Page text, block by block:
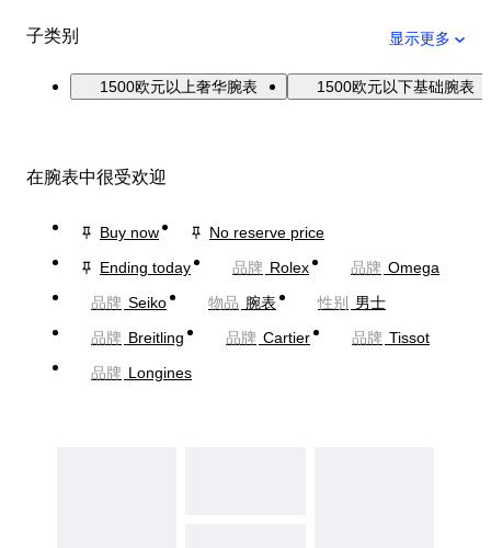
子类别 显示更多
1500欧元以上奢华腕表 1500欧元以下基础腕表
在腕表中很受欢迎
Buy now
No reserve price
Ending today
品牌 Rolex 品牌 Omega
品牌 Seiko 物品 腕表 性别
男士
品牌 Breitling 品牌 Cartier 品牌 Tissot
品牌 Longines